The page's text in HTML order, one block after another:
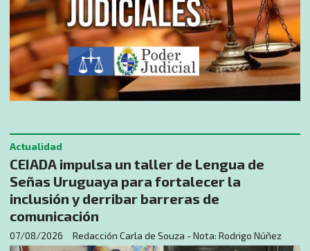
CEIADA impulsa un taller de Lengua de
Señas Uruguaya para fortalecer la
inclusión y derribar barreras de
comunicación
Redacción Carla de Souza - Nota: Rodrigo Núñez
Actualidad
07/08/2026